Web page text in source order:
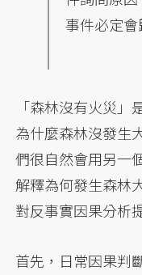
事件必定會
「森林沒有火災
為什麼森林沒發生
們很自然會用另一
解釋為何發生森林
對反事實因果分析
首先，日常因果判